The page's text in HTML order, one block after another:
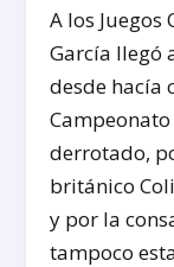
A los
García llegó
desde hacía
derrotado,
británico
y por la
tampoco